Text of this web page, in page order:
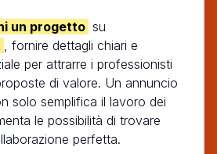
un progetto su
, fornire dettagli chiari e
per attrarre i professionisti
di valore. Un annuncio
solo semplifica il lavoro dei
le possibilità di trovare
perfetta.